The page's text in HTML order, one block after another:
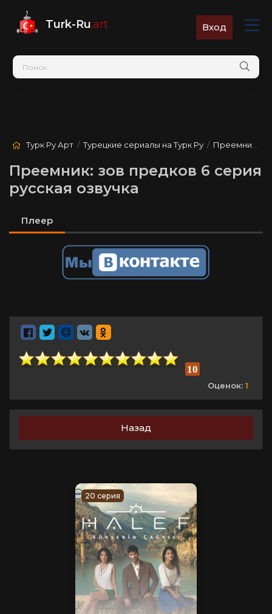
Turk-Ru.art Вход
Турк Ру Арт /Турецкие сериалы на Турк Ру / Преемник: зов предков
Преемник: зов предков 6 серия
русская озвучка
Плеер
10
Оценок: 1
Назад
20 серия